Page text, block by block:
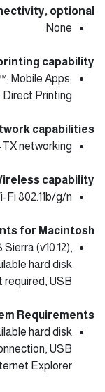
optional
None
capability
Mobile Apps;
Printing
capabilities
TX networking
capability
Fi 802.11b/g/n
for Macintosh
(v10.12),
hard disk
required, USB
Requirements
hard disk
USB
Explorer